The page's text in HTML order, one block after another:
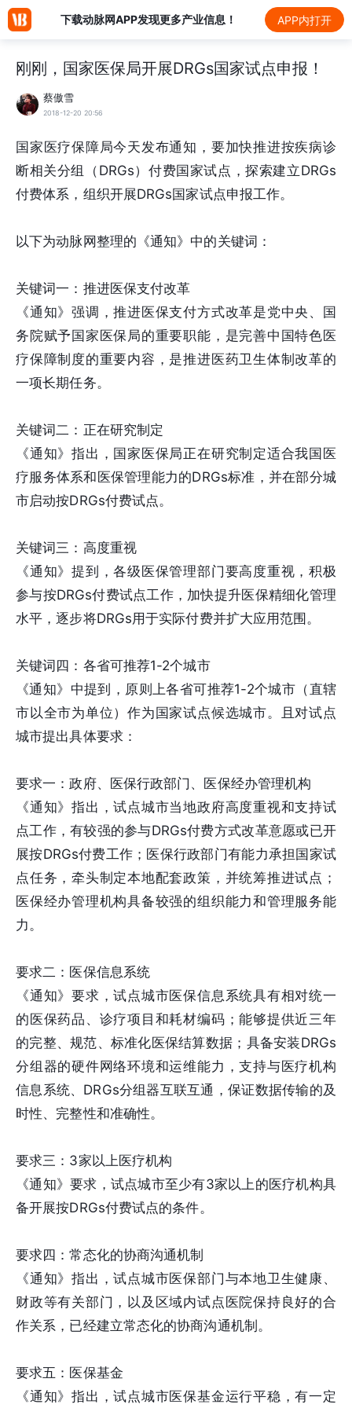
下载动脉网APP发现更多产业信息！ APP内打开
刚刚，国家医保局开展DRGs国家试点申报！
蔡傲雪
2018-12-20 20:56
国家医疗保障局今天发布通知，要加快推进按疾病诊
断相关分组（DRGs）付费国家试点，探索建立DRGs
付费体系，组织开展DRGs国家试点申报工作。
以下为动脉网整理的《通知》中的关键词：
关键词一：推进医保支付改革
《通知》强调，推进医保支付方式改革是党中央、国
务院赋予国家医保局的重要职能，是完善中国特色医
疗保障制度的重要内容，是推进医药卫生体制改革的
一项长期任务。
关键词二：正在研究制定
《通知》指出，国家医保局正在研究制定适合我国医
疗服务体系和医保管理能力的DRGs标准，并在部分城
市启动按DRGs付费试点。
关键词三：高度重视
《通知》提到，各级医保管理部门要高度重视，积极
参与按DRGs付费试点工作，加快提升医保精细化管理
水平，逐步将DRGs用于实际付费并扩大应用范围。
关键词四：各省可推荐1-2个城市
《通知》中提到，原则上各省可推荐1-2个城市（直辖
市以全市为单位）作为国家试点候选城市。且对试点
城市提出具体要求：
要求一：政府、医保行政部门、医保经办管理机构
《通知》指出，试点城市当地政府高度重视和支持试
点工作，有较强的参与DRGs付费方式改革意愿或已开
展按DRGs付费工作；医保行政部门有能力承担国家试
点任务，牵头制定本地配套政策，并统筹推进试点；
医保经办管理机构具备较强的组织能力和管理服务能
力。
要求二：医保信息系统
《通知》要求，试点城市医保信息系统具有相对统一
的医保药品、诊疗项目和耗材编码；能够提供近三年
的完整、规范、标准化医保结算数据；具备安装DRGs
分组器的硬件网络环境和运维能力，支持与医疗机构
信息系统、DRGs分组器互联互通，保证数据传输的及
时性、完整性和准确性。
要求三：3家以上医疗机构
《通知》要求，试点城市至少有3家以上的医疗机构具
备开展按DRGs付费试点的条件。
要求四：常态化的协商沟通机制
《通知》指出，试点城市医保部门与本地卫生健康、
财政等有关部门，以及区域内试点医院保持良好的合
作关系，已经建立常态化的协商沟通机制。
要求五：医保基金
《通知》指出，试点城市医保基金运行平稳，有一定